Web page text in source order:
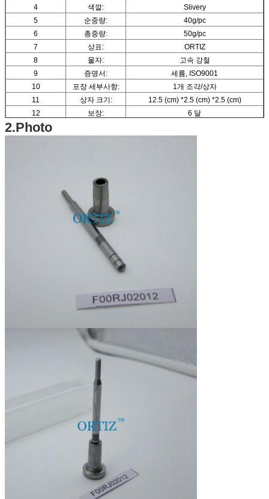
4
색깔:
Slivery
5
순중량:
40g/pc
6
총중량:
50g/pc
7
상표:
ORTIZ
8
물자:
고속 강철
9
증명서:
세륨, ISO9001
10
포장 세부사항:
1개 조각/상자
11
상자 크기:
12.5 (cm) *2.5 (cm) *2.5 (cm)
12
보장: 6 달
2.Photo